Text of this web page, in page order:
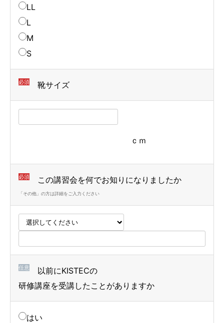
LL
L
M
S
必須 靴サイズ
ｃｍ
必須 この講習会を何でお知りになりましたか
「その他」の方は詳細をご入力ください
任意
以前にKISTECの
研修講座を受講したことがありますか
はい